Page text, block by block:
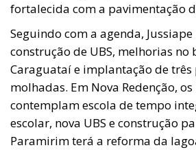
fortalecida com a pavimentação
Seguindo com a agenda,
construção de UBS, melhorias no
Caraguataí e implantação de três
molhadas. Em Nova Redenção,
contemplam escola de tempo
escolar, nova UBS e construção
Paramirim terá a reforma da